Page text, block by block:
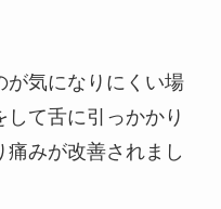
が気になりにくい場
て舌に引っかかり
みが改善されまし